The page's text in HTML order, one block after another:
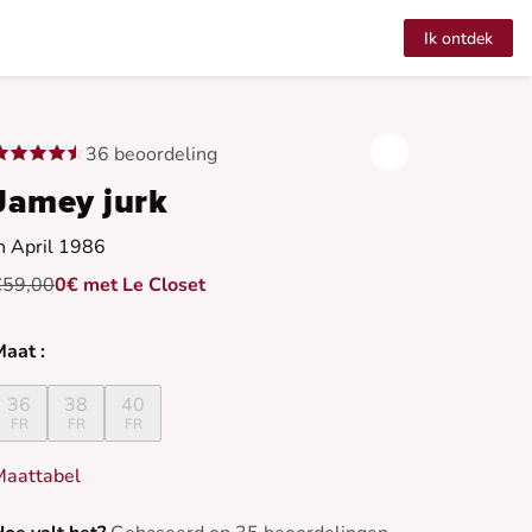
Ik ontdek
36 beoordeling
jurk
April 1986
0€ met Le Closet
:
36
FR
38
FR
40
FR